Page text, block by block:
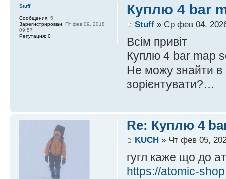
Куплю 4 bar
Stuff» Ср фев 04,
Всім привіт
Куплю 4 bar map
Не можу знайти в
зорієнтувати?…
Stuff
Сообщения: 5
Зарегистрирован: Пт фев 09, 2018
09:57
Репутация: 0
Re: Куплю 4
KUCH» Чт фев 05,
гугл каже що до
https://atomic-